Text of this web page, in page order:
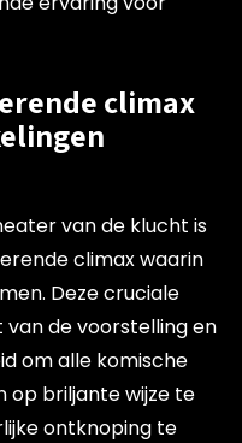
climax
van de klucht is
climax waarin
Deze cruciale
de voorstelling en
om alle komische
op briljante wijze te
ontknoping te